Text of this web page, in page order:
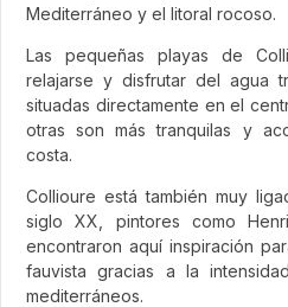
Mediterráneo y el litoral rocoso.
Las pequeñas playas de
relajarse y disfrutar del agua
situadas directamente en el
otras son más tranquilas y
costa.
Collioure está también muy
siglo XX, pintores como
encontraron aquí inspiración
fauvista gracias a la
mediterráneos.